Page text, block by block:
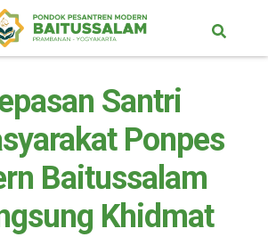
Santri
Ponpes
Baitussalam
Khidmat